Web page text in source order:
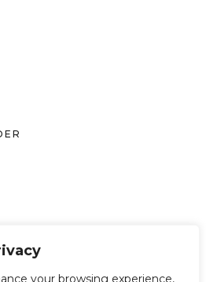
your browsing experience,